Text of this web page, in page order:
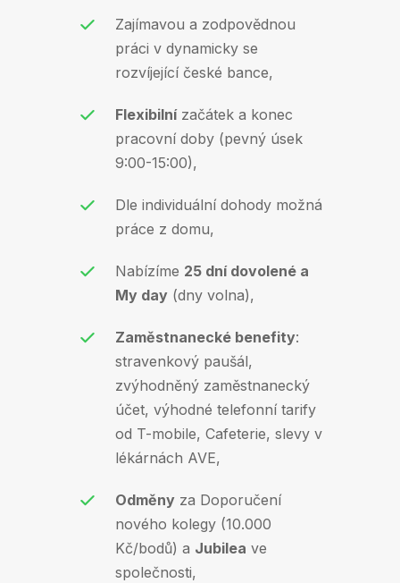
Zajímavou a zodpovědnou
práci v dynamicky se
rozvíjející české bance,
Flexibilní začátek a konec
pracovní doby (pevný úsek
9:00-15:00),
Dle individuální dohody možná
práce z domu,
Nabízíme 25 dní dovolené a
My day (dny volna),
Zaměstnanecké benefity:
stravenkový paušál,
zvýhodněný zaměstnanecký
účet, výhodné telefonní tarify
od T-mobile, Cafeterie, slevy v
lékárnách AVE,
Odměny za Doporučení
nového kolegy (10.000
Kč/bodů) a Jubilea ve
společnosti,